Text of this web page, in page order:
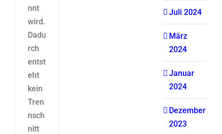
nnt
wird.
Dadu
rch
entst
eht
kein
Tren
nsch
nitt
Juli 2024
März
2024
Januar
2024
Dezember
2023